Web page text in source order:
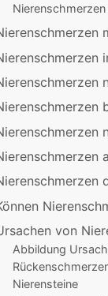
von
Abbildung
Nierensteine